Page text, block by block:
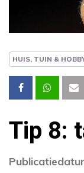
HUIS, TUIN &
Tip 8: